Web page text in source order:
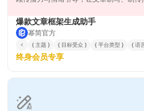
爆款文章框架生成助手
幂简官方
{ 主题 } { 目标受众 } { 平台类型 } { 语
终身会员专享